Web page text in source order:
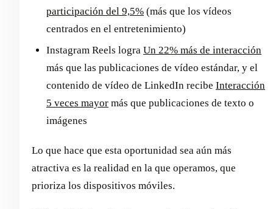
participación del 9,5% (más que los vídeos
centrados en el entretenimiento)
Instagram Reels logra Un 22% más de interacción
más que las publicaciones de vídeo estándar, y el
contenido de vídeo de LinkedIn recibe Interacción
5 veces mayor más que publicaciones de texto o
imágenes
Lo que hace que esta oportunidad sea aún más
atractiva es la realidad en la que operamos, que
prioriza los dispositivos móviles.